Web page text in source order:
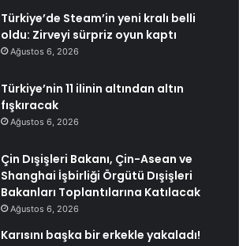
Türkiye’de Steam’in yeni kralı belli
oldu: Zirveyi sürpriz oyun kaptı
Ağustos 6, 2026
Türkiye’nin 11 ilinin altından altın
fışkıracak
Ağustos 6, 2026
Çin Dışişleri Bakanı, Çin-Asean ve
Shanghai İşbirliği Örgütü Dışişleri
Bakanları Toplantılarına Katılacak
Ağustos 6, 2026
Karısını başka bir erkekle yakaladı!